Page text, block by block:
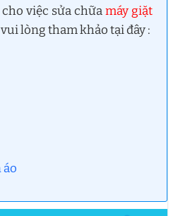
việc sửa chữamáy giặt
lòng tham khảo tại đây :
áo